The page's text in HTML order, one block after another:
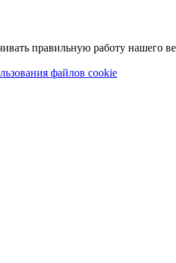
правильную работу нашего
файлов cookie